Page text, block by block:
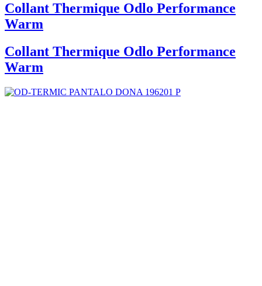
Collant Thermique Odlo Performance
Warm
Collant Thermique Odlo Performance
Warm